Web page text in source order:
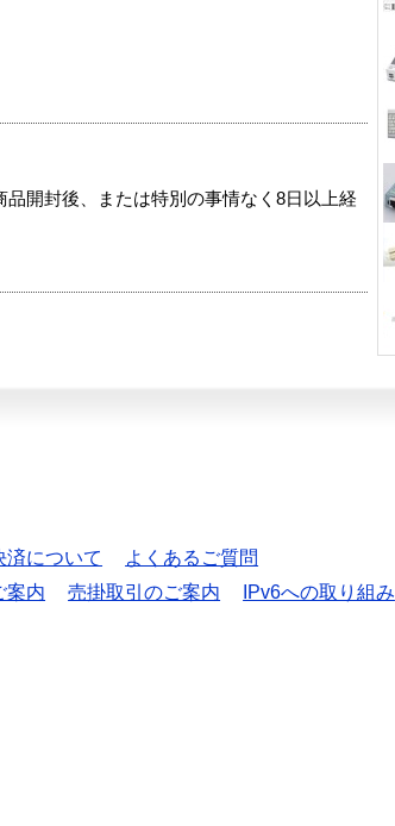
開封後、または特別の事情なく8日以上経
済について
よくあるご質問
案内 売掛取引のご案内
IPv6への取り組み